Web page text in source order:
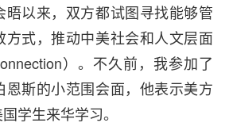
晤以来，双方都试图寻找能够管
方式，推动中美社会和人文层面
）。不久前，我参加了
恩斯的小范围会面，他表示美方
学生来华学习。